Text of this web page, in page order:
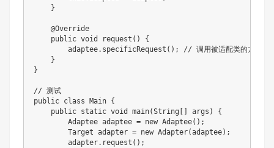
}
@Override
public void request ( )
{
        adaptee
. specificRequest ( ) ;
// 调用被适配类的方法
}
}
// 测试
public class Main {
public static void main(String args )
{
Adaptee adaptee = new Adaptee( ) ;
Target adapter = new Adapter(adaptee) ;
        adapter
. request ( ) ;